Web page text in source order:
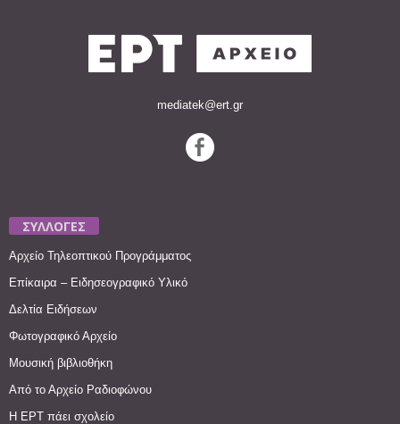
mediatek@ert.gr
ΣΥΛΛΟΓΕΣ
Αρχείο Τηλεοπτικού Προγράμματος
Επίκαιρα – Ειδησεογραφικό Υλικό
Δελτία Ειδήσεων
Φωτογραφικό Αρχείο
Μουσική βιβλιοθήκη
Από το Αρχείο Ραδιοφώνου
Η ΕΡΤ πάει σχολείο